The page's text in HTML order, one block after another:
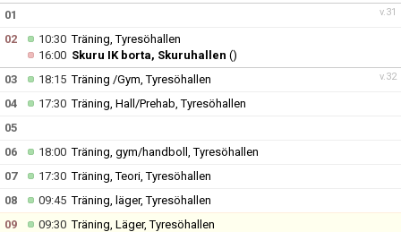
KONTAKT v.31
01
02
10:30Träning, Tyresöhallen
16:00 Skuru IK borta, Skuruhallen ()
v.32
03 18:15Träning /Gym, Tyresöhallen
04
17:30Träning, Hall/Prehab, Tyresöhallen
05
06
18:00Träning, gym/handboll, Tyresöhallen
07
17:30Träning, Teori, Tyresöhallen
08
09:45Träning, läger, Tyresöhallen
09
09:30Träning, Läger, Tyresöhallen